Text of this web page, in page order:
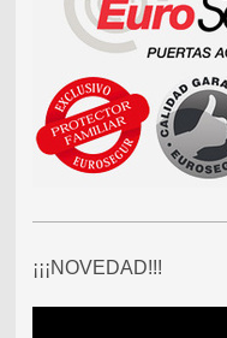
¡¡¡NOVEDAD!!!